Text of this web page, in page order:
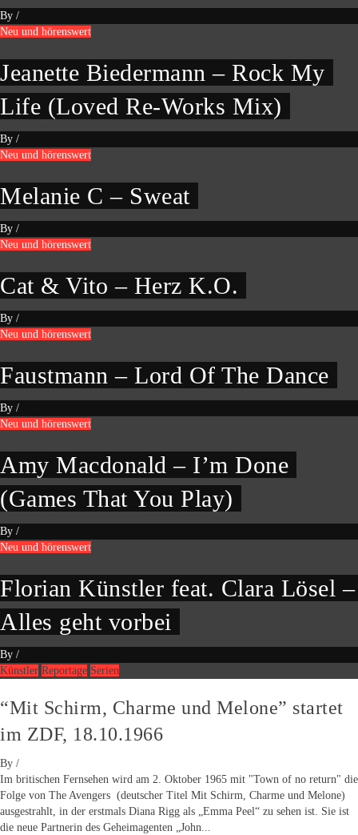
By /
Neu und hörenswert
Jeanette Biedermann – Rock My
Life (Loved Re-Works Mix)
By /
Neu und hörenswert
Melanie C – Sweat
By /
Neu und hörenswert
Cat & Vito – Herz K.O.
By /
Neu und hörenswert
Faustmann – Lord Of The Dance
By /
Neu und hörenswert
Amy Macdonald – I’m Done
(Games That You Play)
By /
Neu und hörenswert
Florian Künstler feat. Clara Lösel –
Alles geht vorbei
By /
Künstler Reportage Serien
“Mit Schirm, Charme und Melone” startet
im ZDF, 18.10.1966
By /
Im britischen Fernsehen wird am 2. Oktober 1965 mit "Town of no return" die
Folge von The Avengers (deutscher Titel Mit Schirm, Charme und Melone)
ausgestrahlt, in der erstmals Diana Rigg als „Emma Peel“ zu sehen ist. Sie ist
die neue Partnerin des Geheimagenten „John...